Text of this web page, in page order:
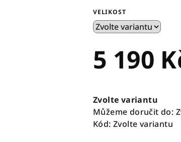
VELIKOST
5 190
cena:
Zvolte variantu
Můžeme doručit do:
Kód: Zvolte variantu